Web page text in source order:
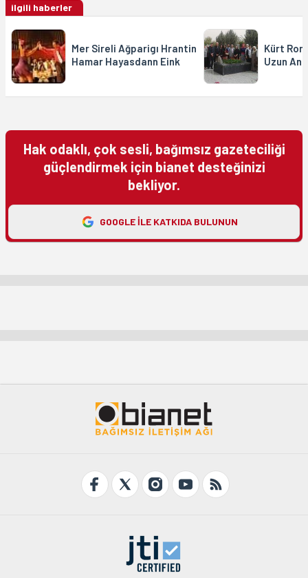
ilgili haberler
Mer Sireli Ağparigı Hrantin
Hamar Hayasdann Eink
Kürt
Uzun
Hak odaklı, çok sesli, bağımsız gazeteciliği
güçlendirmek için bianet desteğinizi
bekliyor.
GOOGLE ILE KATKIDA BULUNUN